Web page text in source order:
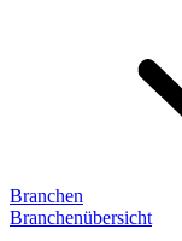
Branchen
Branchenübersicht